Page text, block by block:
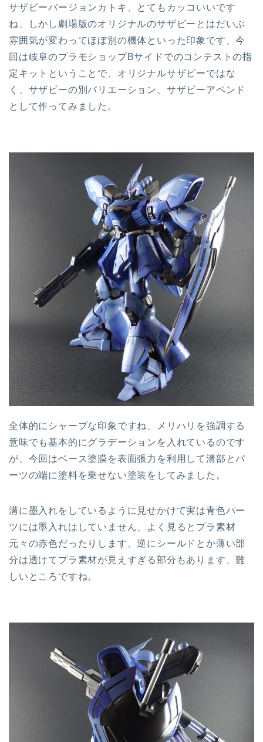
サザビーバージョンカトキ、とてもカッコいいです
ね、しかし劇場版のオリジナルのサザビーとはだいぶ
雰囲気が変わってほぼ別の機体といった印象です、今
回は岐阜のプラモショップBサイドでのコンテストの指
定キットということで、オリジナルサザビーではな
く、サザビーの別バリエーション、サザビーアペンド
として作ってみました。
全体的にシャープな印象ですね、メリハリを強調する
意味でも基本的にグラデーションを入れているのです
が、今回はベース塗膜を表面張力を利用して溝部とパ
ーツの端に塗料を乗せない塗装をしてみました。
溝に墨入れをしているように見せかけて実は青色パー
ツには墨入れはしていません、よく見るとプラ素材
元々の赤色だったりします、逆にシールドとか薄い部
分は透けてプラ素材が見えすぎる部分もあります、難
しいところですね。